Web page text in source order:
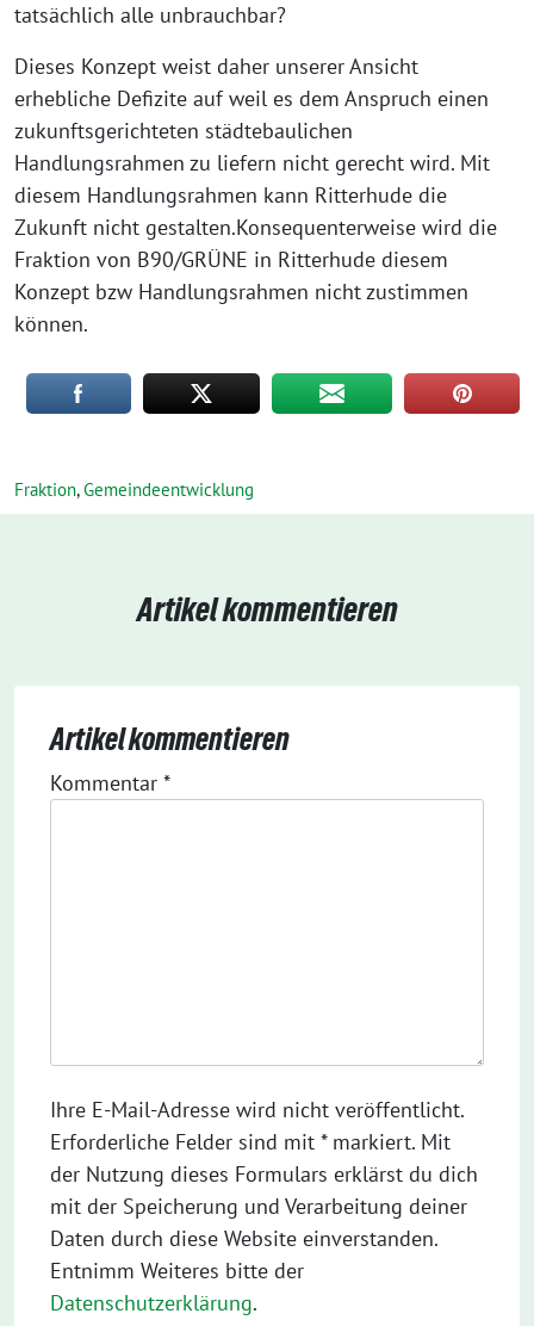
tatsächlich alle unbrauchbar?
Dieses Konzept weist daher unserer Ansicht
erhebliche Defizite auf weil es dem Anspruch einen
zukunftsgerichteten städtebaulichen
Handlungsrahmen zu liefern nicht gerecht wird. Mit
diesem Handlungsrahmen kann Ritterhude die
Zukunft nicht gestalten.Konsequenterweise wird die
Fraktion von B90/GRÜNE in Ritterhude diesem
Konzept bzw Handlungsrahmen nicht zustimmen
können.
Fraktion,Gemeindeentwicklung
Artikel kommentieren
Artikel kommentieren
Kommentar *
Ihre E-Mail-Adresse wird nicht veröffentlicht.
Erforderliche Felder sind mit * markiert. Mit
der Nutzung dieses Formulars erklärst du dich
mit der Speicherung und Verarbeitung deiner
Daten durch diese Website einverstanden.
Entnimm Weiteres bitte der
Datenschutzerklärung.